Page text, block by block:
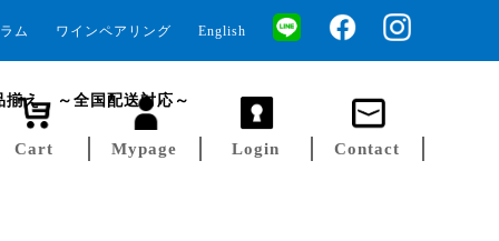
English
ワインペアリング
ム
揃え ～全国配送対応～
Contact
Login
Mypage
Cart